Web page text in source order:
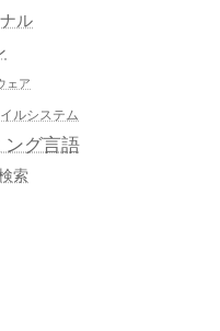
ル
ェア
ルシステム
ング言語
索